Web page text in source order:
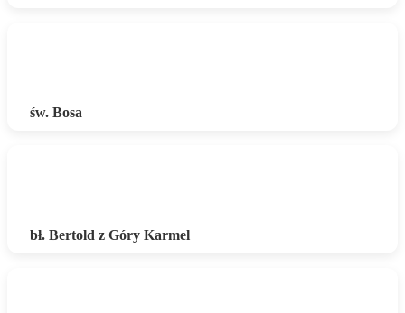
św. Bosa
bł. Bertold z Góry Karmel